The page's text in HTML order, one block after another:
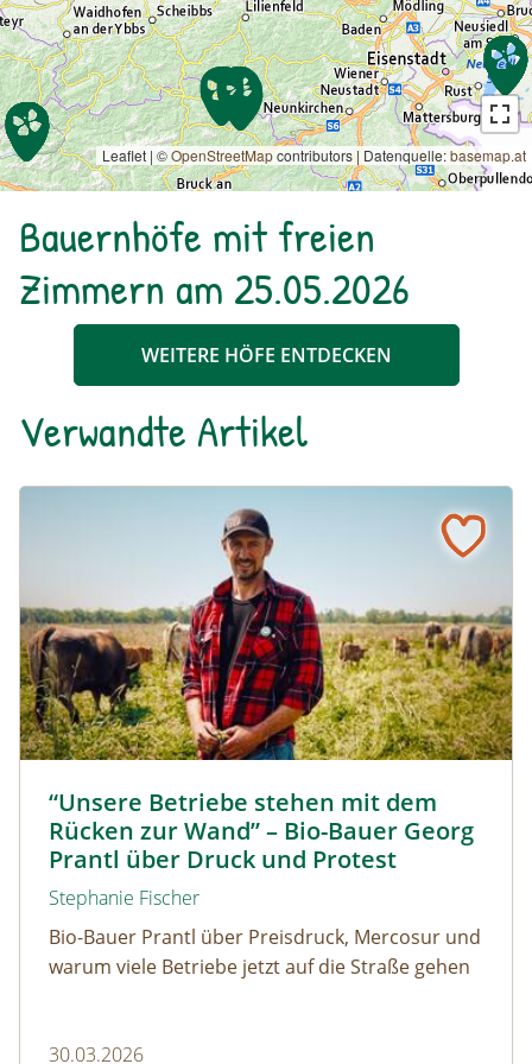
Leaflet | ©OpenStreetMapcontributors | Datenquelle:basemap.at
Bauernhöfe mit freien
Zimmern am 25.05.2026
WEITERE HÖFE ENTDECKEN
Verwandte Artikel
“Unsere Betriebe stehen mit dem
Rücken zur Wand” – Bio-Bauer Georg
Prantl über Druck und Protest
Stephanie Fischer
Bio-Bauer Prantl über Preisdruck, Mercosur und
warum viele Betriebe jetzt auf die Straße gehen
30.03.2026
“Unsere Betriebe stehen mit dem Rücken zur Wand” –